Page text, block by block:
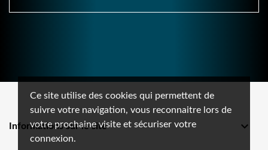
Ce site utilise des cookies qui permettent de
suivre votre navigation, vous reconnaitre lors de
votre prochaine visite et sécuriser votre
connexion.
Informations sur le site 